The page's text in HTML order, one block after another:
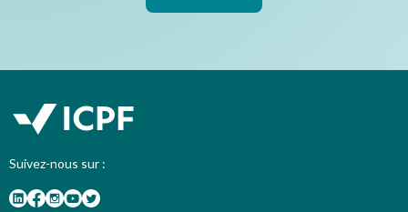
Suivez-nous sur :